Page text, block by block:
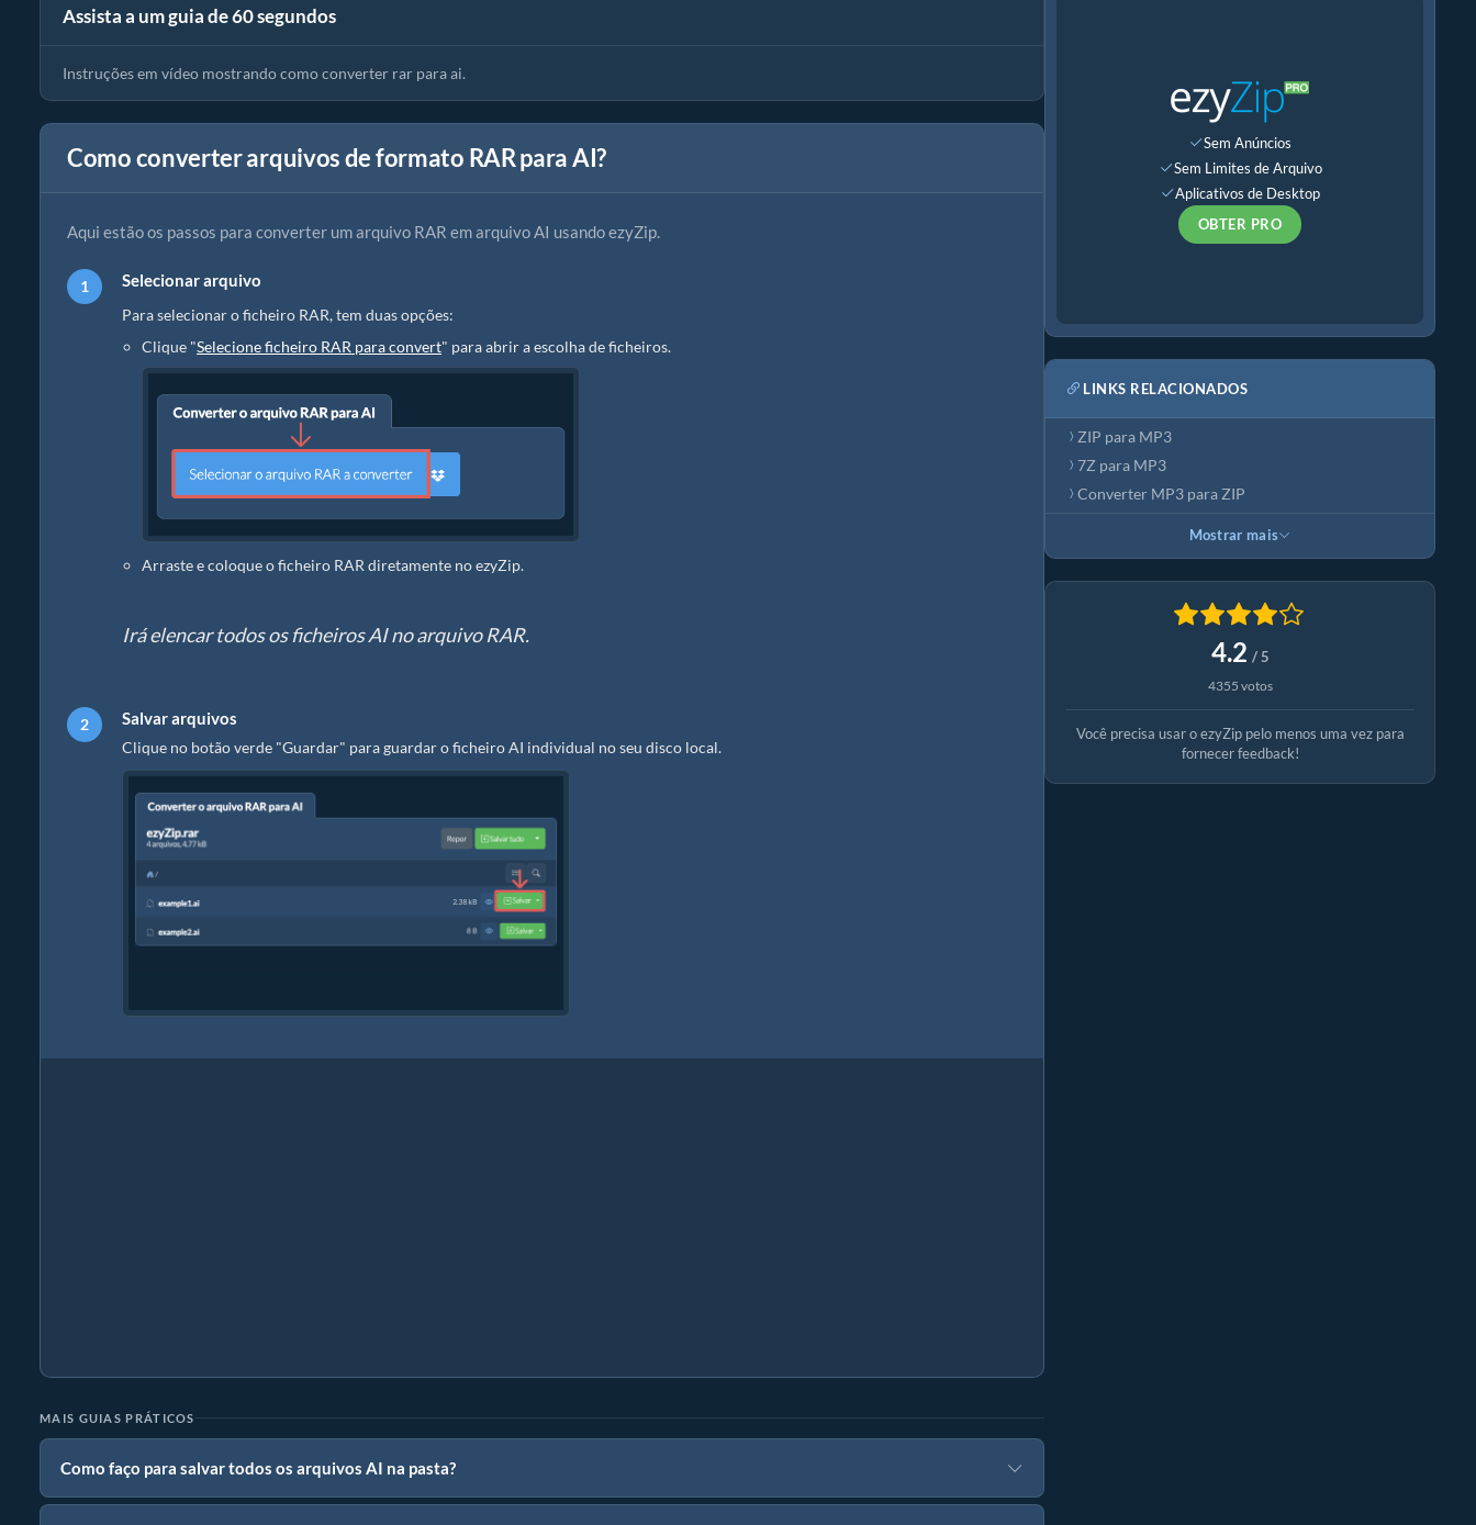
Assista a um guia de 60 segundos
Como converter RAR para arquivo original (Guia Simples)
Instruções em vídeo mostrando como converter rar para ai.
Como converter arquivos de formato RAR para AI?
Aqui estão os passos para converter um arquivo RAR em arquivo AI usando ezyZip.
Selecionar arquivo
Para selecionar o ficheiro RAR, tem duas opções:
Clique "Selecione ficheiro RAR para convert" para abrir a escolha de ficheiros.
Arraste e coloque o ficheiro RAR diretamente no ezyZip.
Irá elencar todos os ficheiros AI no arquivo RAR.
Salvar arquivos
Clique no botão verde "Guardar" para guardar o ficheiro AI individual no seu disco local.
MAIS GUIAS PRÁTICOS
Como faço para salvar todos os arquivos AI na pasta?
Sem Anúncios
Sem Limites de Arquivo
Aplicativos de Desktop
OBTER PRO
LINKS RELACIONADOS
ZIP para MP3
7Z para MP3
Converter MP3 para ZIP
Mostrar mais
4.2 / 5
4355 votos
Você precisa usar o ezyZip pelo menos uma vez para
fornecer feedback!